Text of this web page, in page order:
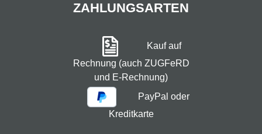
ZAHLUNGSARTEN
Kauf auf
Rechnung (auch ZUGFeRD
und E-Rechnung)
PayPal oder
Kreditkarte